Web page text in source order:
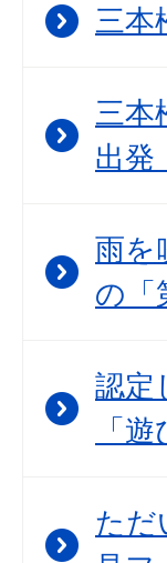
三本
三本
出発
雨を
の「
認定
「
ただ